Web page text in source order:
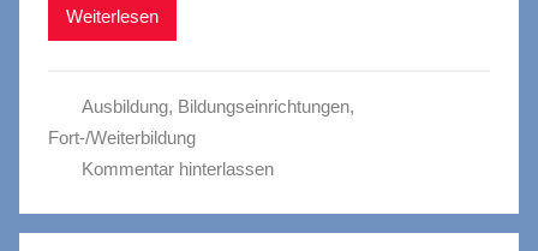
Weiterlesen
Ausbildung, Bildungseinrichtungen,
Fort-/Weiterbildung
Kommentar hinterlassen